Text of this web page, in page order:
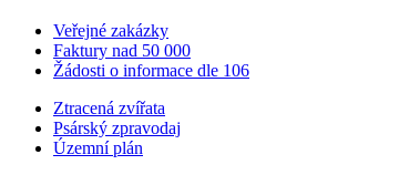
Veřejné zakázky
Faktury nad 50 000
Žádosti o informace dle 106
Ztracená zvířata
Psárský zpravodaj
Územní plán